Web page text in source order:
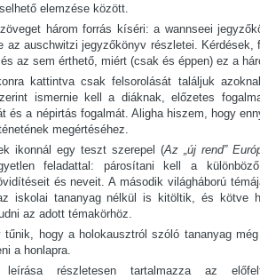
elemzése között.
három forrás kíséri: a wannseei
az auschwitzi jegyzőkönyv részletei. Kérdések,
az sem érthető, miért (csak és éppen) ez a
kattintva csak felsorolását találjuk
ismernie kell a diáknak, előzetes
és a népirtás fogalmát. Aligha hiszem, hogy
megértéséhez.
ikonnál egy teszt szerepel (Az „új rend”
feladattal: párosítani kell a
és neveit. A második világháború
iskolai tananyag nélkül is kitöltik, és kötve
az adott témakörhöz.
tűnik, hogy a holokausztról szóló tananyag
a honlapra.
részletesen tartalmazza az